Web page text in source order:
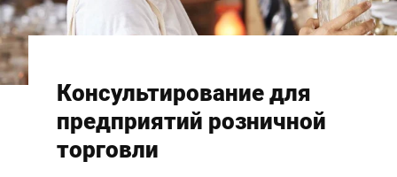
Консультирование для
предприятий розничной
торговли